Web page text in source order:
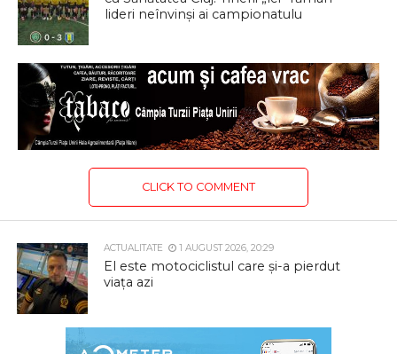
lideri neînvinși ai campionatulu
CLICK TO COMMENT
ACTUALITATE 1 AUGUST 2026, 20:29
El este motociclistul care și-a pierdut
viața azi